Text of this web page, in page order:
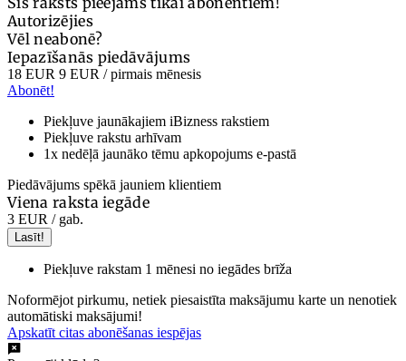
Autorizējies
Vēl neabonē?
Iepazīšanās piedāvājums
18 EUR 9 EUR / pirmais mēnesis
Abonēt!
Piekļuve jaunākajiem iBizness rakstiem
Piekļuve rakstu arhīvam
1x nedēļā jaunāko tēmu apkopojums e-pastā
Piedāvājums spēkā jauniem klientiem
Viena raksta iegāde
3 EUR / gab.
Lasīt!
Piekļuve rakstam 1 mēnesi no iegādes brīža
Noformējot pirkumu, netiek piesaistīta maksājumu karte un nenotiek
automātiski maksājumi!
Apskatīt citas abonēšanas iespējas